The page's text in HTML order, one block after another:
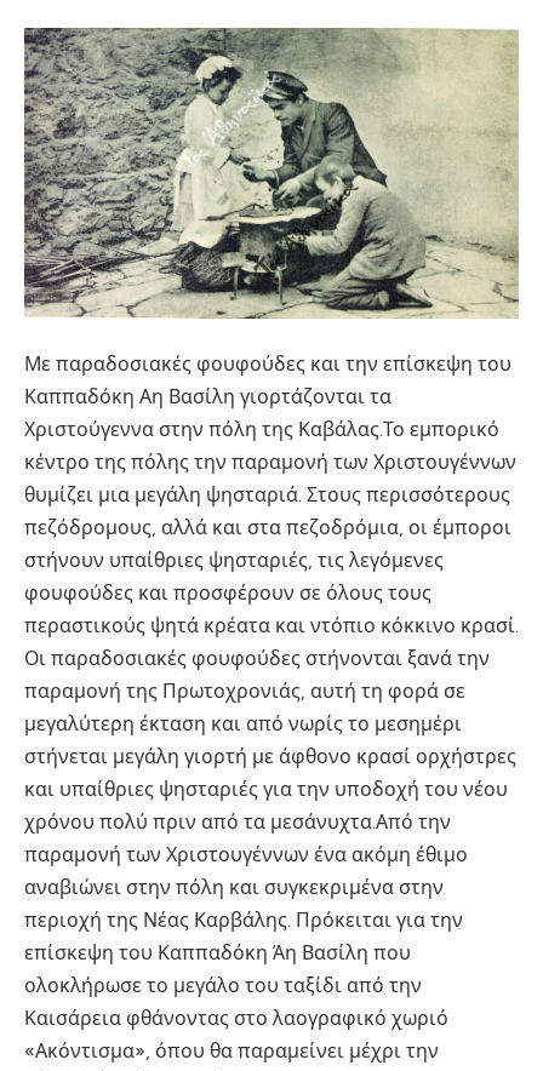
Με παραδοσιακές φουφούδες και την επίσκεψη του
Καππαδόκη Αη Βασίλη γιορτάζονται τα
Χριστούγεννα στην πόλη της Καβάλας.Το εμπορικό
κέντρο της πόλης την παραμονή των Χριστουγέννων
θυμίζει μια μεγάλη ψησταριά. Στους περισσότερους
πεζόδρομους, αλλά και στα πεζοδρόμια, οι έμποροι
στήνουν υπαίθριες ψησταριές, τις λεγόμενες
φουφούδες και προσφέρουν σε όλους τους
περαστικούς ψητά κρέατα και ντόπιο κόκκινο κρασί.
Οι παραδοσιακές φουφούδες στήνονται ξανά την
παραμονή της Πρωτοχρονιάς, αυτή τη φορά σε
μεγαλύτερη έκταση και από νωρίς το μεσημέρι
στήνεται μεγάλη γιορτή με άφθονο κρασί ορχήστρες
και υπαίθριες ψησταριές για την υποδοχή του νέου
χρόνου πολύ πριν από τα μεσάνυχτα.Από την
παραμονή των Χριστουγέννων ένα ακόμη έθιμο
αναβιώνει στην πόλη και συγκεκριμένα στην
περιοχή της Νέας Καρβάλης. Πρόκειται για την
επίσκεψη του Καππαδόκη Άη Βασίλη που
ολοκλήρωσε το μεγάλο του ταξίδι από την
Καισάρεια φθάνοντας στο λαογραφικό χωριό
«Ακόντισμα», όπου θα παραμείνει μέχρι την